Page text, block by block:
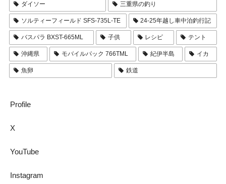
ダイソー 三重県の釣り
ソルティーフィールド SFS-735L-TE 24-25年越し車中泊釣行記
バスパラ BXST-665ML 子供 レシピ テント
沖縄県 モバイルパック 766TML 紀伊半島 イカ
魚卵 鉄道
Profile
X
YouTube
Instagram